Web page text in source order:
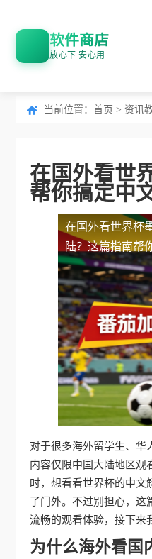
软件商店
放心下 安心用
当前位置： 首页 > 资讯
在国外看世
帮你搞定中
在国外看世界杯
陆？这篇指南帮
对于很多海外留学生、
内容仅限中国大陆地区观
时，想看看世界杯的中文
了门外。不过别担心，这
流畅的观看体验，接下来
为什么海外看国